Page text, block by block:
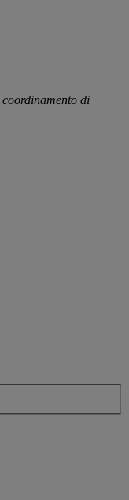
coordinamento di